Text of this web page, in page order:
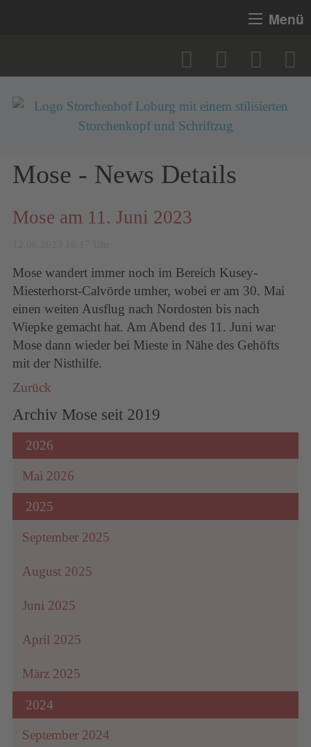
Menü
Mose - News Details
Mose am 11. Juni 2023
Mose wandert immer noch im Bereich Kusey-
Miesterhorst-Calvörde umher, wobei er am 30. Mai
einen weiten Ausflug nach Nordosten bis nach
Wiepke gemacht hat. Am Abend des 11. Juni war
Mose dann wieder bei Mieste in Nähe des Gehöfts
mit der Nisthilfe.
Zurück
Archiv Mose seit 2019
2026
Mai 2026
2025
September 2025
August 2025
Juni 2025
April 2025
März 2025
2024
September 2024